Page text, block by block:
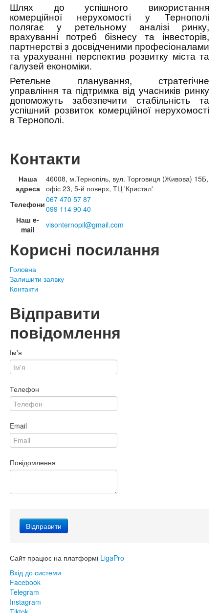
Шлях до успішного використання
комерційної нерухомості у Тернополі
полягає у ретельному аналізі ринку,
врахуванні потреб бізнесу та інвесторів,
партнерстві з досвідченими професіоналами
та урахуванні перспектив розвитку міста та
галузей економіки.
Ретельне планування, стратегічне
управління та підтримка від учасників ринку
допоможуть забезпечити стабільність та
успішний розвиток комерційної нерухомості
в Тернополі.
Контакти
Наша
адреса
46008, м.Тернопіль, вул. Торговиця (Живова) 15Б,
офіс 23, 5-й поверх, ТЦ 'Кристал'
Телефони067 470 57 87
099 114 90 40
Наш e-
mail
visonternopil@gmail.com
Корисні посилання
Головна
Залишити заявку
Контакти
Відправити
повідомлення
Ім'я
Телефон
Email
Повідомлення
Сайт працює на платформі LigaPro
Вхід до системи
Facebook
Telegram
Instagram